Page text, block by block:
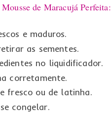
de Maracujá Perfeita:
e maduros.
as sementes.
no liquidificador.
corretamente.
fresco ou de latinha.
congelar.